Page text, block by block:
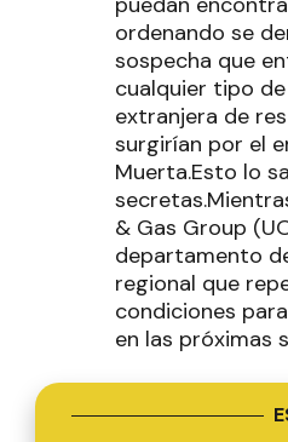
ordenando se
sospecha que
cualquier tipo
extranjera de
surgirían por el
Muerta.Esto lo
& Gas Group
departamento
regional que
condiciones
en las próximas